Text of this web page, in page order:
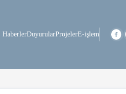
HaberlerDuyurularProjelerE-işlem